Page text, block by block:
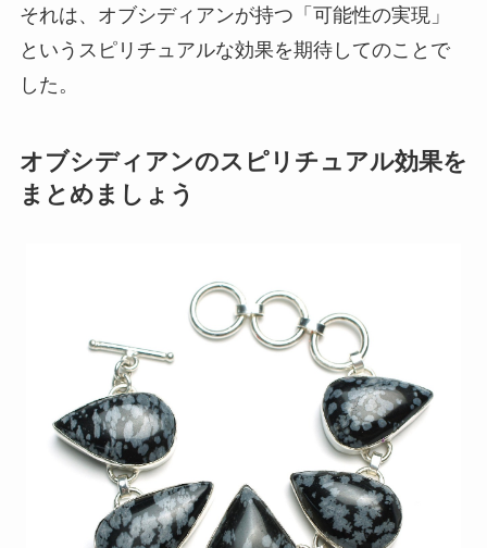
それは、オブシディアンが持つ「可能性の実現」
というスピリチュアルな効果を期待してのことで
した。
オブシディアンのスピリチュアル効果を
まとめましょう